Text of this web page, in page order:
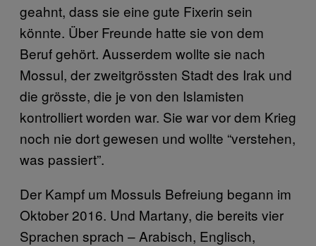
geahnt, dass sie eine gute Fixerin sein
könnte. Über Freunde hatte sie von dem
Beruf gehört. Ausserdem wollte sie nach
Mossul, der zweitgrössten Stadt des Irak und
die grösste, die je von den Islamisten
kontrolliert worden war. Sie war vor dem Krieg
noch nie dort gewesen und wollte “verstehen,
was passiert”.
Der Kampf um Mossuls Befreiung begann im
Oktober 2016. Und Martany, die bereits vier
Sprachen sprach – Arabisch, Englisch,